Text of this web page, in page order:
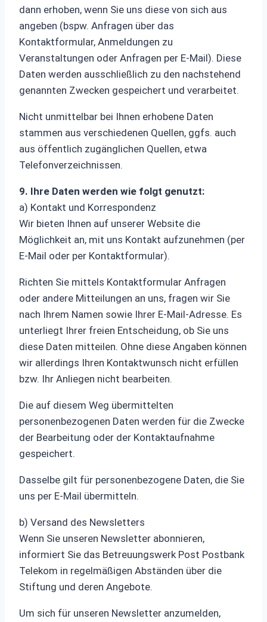
dann erhoben, wenn Sie uns diese von sich aus
angeben (bspw. Anfragen über das
Kontaktformular, Anmeldungen zu
Veranstaltungen oder Anfragen per E-Mail). Diese
Daten werden ausschließlich zu den nachstehend
genannten Zwecken gespeichert und verarbeitet.
Nicht unmittelbar bei Ihnen erhobene Daten
stammen aus verschiedenen Quellen, ggfs. auch
aus öffentlich zugänglichen Quellen, etwa
Telefonverzeichnissen.
9. Ihre Daten werden wie folgt genutzt:
a) Kontakt und Korrespondenz
Wir bieten Ihnen auf unserer Website die
Möglichkeit an, mit uns Kontakt aufzunehmen (per
E-Mail oder per Kontaktformular).
Richten Sie mittels Kontaktformular Anfragen
oder andere Mitteilungen an uns, fragen wir Sie
nach Ihrem Namen sowie Ihrer E-Mail-Adresse. Es
unterliegt Ihrer freien Entscheidung, ob Sie uns
diese Daten mitteilen. Ohne diese Angaben können
wir allerdings Ihren Kontaktwunsch nicht erfüllen
bzw. Ihr Anliegen nicht bearbeiten.
Die auf diesem Weg übermittelten
personenbezogenen Daten werden für die Zwecke
der Bearbeitung oder der Kontaktaufnahme
gespeichert.
Dasselbe gilt für personenbezogene Daten, die Sie
uns per E-Mail übermitteln.
b) Versand des Newsletters
Wenn Sie unseren Newsletter abonnieren,
informiert Sie das Betreuungswerk Post Postbank
Telekom in regelmäßigen Abständen über die
Stiftung und deren Angebote.
Um sich für unseren Newsletter anzumelden,